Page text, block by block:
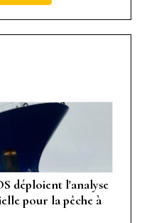
déploient l'analyse
pour la pêche à